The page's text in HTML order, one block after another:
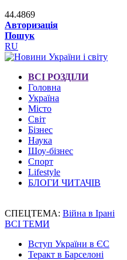
44.4869
Авторизація
Пошук
RU
ВСІ РОЗДІЛИ
Головна
Україна
Місто
Світ
Бізнес
Наука
Шоу-бізнес
Спорт
Lifestyle
БЛОГИ ЧИТАЧІВ
СПЕЦТЕМА: Війна в Ірані
ВСІ ТЕМИ
Вступ України в ЄС
Теракт в Барселоні